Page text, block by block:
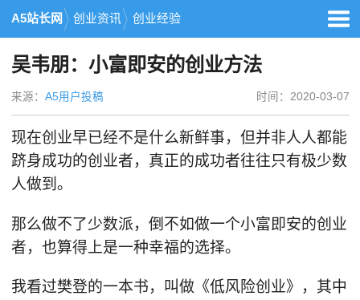
A5站长网 创业资讯 创业经验
吴韦朋：小富即安的创业方法
来源： A5用户投稿 时间：2020-03-07
现在创业早已经不是什么新鲜事，但并非人人都能
跻身成功的创业者，真正的成功者往往只有极少数
人做到。
那么做不了少数派，倒不如做一个小富即安的创业
者，也算得上是一种幸福的选择。
我看过樊登的一本书，叫做《低风险创业》，其中